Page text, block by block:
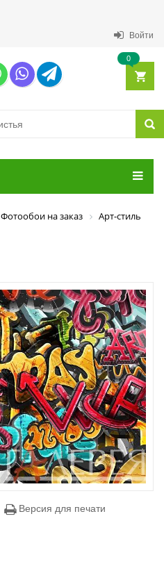
Войти
0
Фотообои на заказ
Арт-стиль
Версия для печати